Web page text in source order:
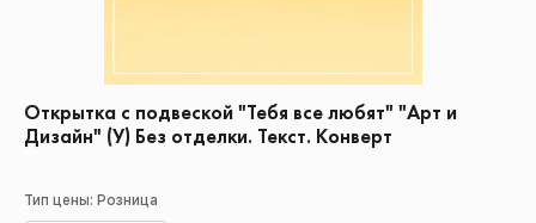
Открытка с подвеской "Тебя все любят" "Арт и
Дизайн" (У) Без отделки. Текст. Конверт
Тип цены: Розница